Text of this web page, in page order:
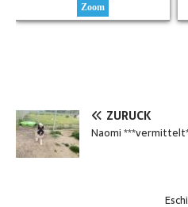
Zoom
ZURÜCK
Naomi